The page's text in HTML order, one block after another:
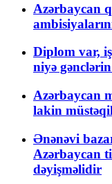
Azərbaycan
Diplom var,
niyə
Azərbaycan
lakin
Ənənəvi
Azərbaycan
dəyişməlidir